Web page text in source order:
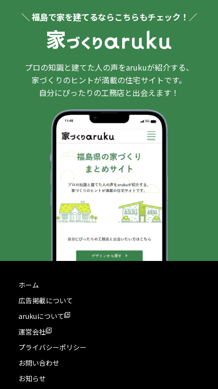
＼ 福島で家を建てるならこちらもチェック！／
プロの知識と建てた人の声をarukuが紹介する、
家づくりのヒントが満載の住宅サイトです。
自分にぴったりの工務店と出会えます！
ホーム
広告掲載について
arukuについて
運営会社
プライバシーポリシー
お問い合わせ
お知らせ